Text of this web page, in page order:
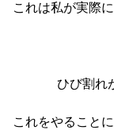
これは私が実際
ひび割れ
これをやること